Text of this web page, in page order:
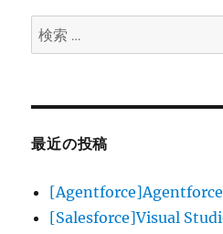
ン
検
索:
最近の投稿
[Agentforce]Agentforce
[Salesforce]Visual